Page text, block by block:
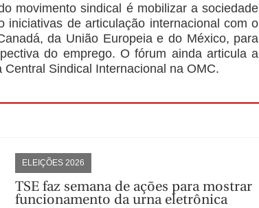
movimento sindical é mobilizar a sociedade
iniciativas de articulação internacional com o
da União Europeia e do México, para
do emprego. O fórum ainda articula a
Sindical Internacional na OMC.
ELEIÇÕES 2026
TSE faz semana de ações para mostrar
funcionamento da urna eletrônica